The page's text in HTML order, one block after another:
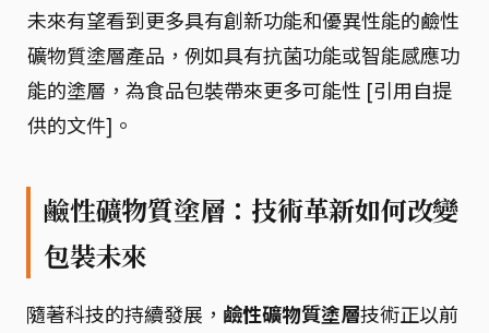
未來有望看到更多具有創新功能和優異性能的鹼性
礦物質塗層產品，例如具有抗菌功能或智能感應功
能的塗層，為食品包裝帶來更多可能性 [引用自提
供的文件]。
鹼性礦物質塗層：技術革新如何改變
包裝未來
隨著科技的持續發展， 鹼性礦物質塗層技術正以前